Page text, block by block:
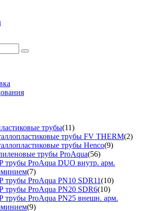
трубы(11)
трубы FV THERM(2)
трубы Henco(9)
трубы ProAqua(56)
трубы ProAqua DUO внутр. арм.
(7)
трубы ProAqua PN10 SDR11(10)
трубы ProAqua PN20 SDR6(10)
трубы ProAqua PN25 внешн. арм.
(9)